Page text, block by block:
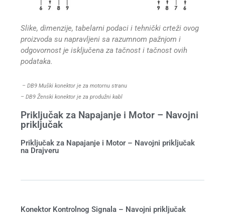
Slike, dimenzije, tabelarni podaci i tehnički crteži ovog
proizvoda su napravljeni sa razumnom pažnjom i
odgovornost je isključena za tačnost i tačnost ovih
podataka.
– DB9 Muški konektor je za motornu stranu
– DB9 Ženski konektor je za produžni kabl
Priključak za Napajanje i Motor – Navojni
priključak
Priključak za Napajanje i Motor – Navojni priključak
na Drajveru
Konektor Kontrolnog Signala – Navojni priključak